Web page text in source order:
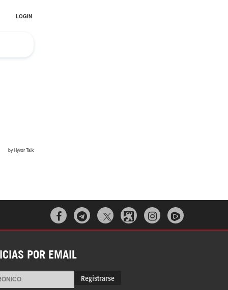
  
POR EMAIL
Registrarse